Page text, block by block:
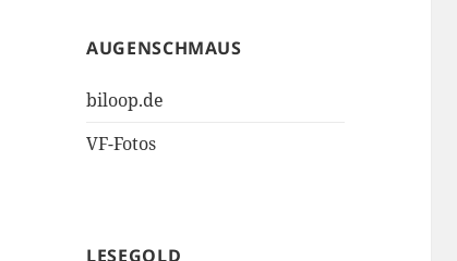
AUGENSCHMAUS
biloop.de
VF-Fotos
LESEGOLD